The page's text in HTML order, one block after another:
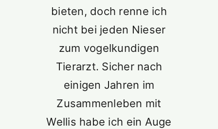
bieten, doch renne ich
nicht bei jeden Nieser
zum vogelkundigen
Tierarzt. Sicher nach
einigen Jahren im
Zusammenleben mit
Wellis habe ich ein Auge